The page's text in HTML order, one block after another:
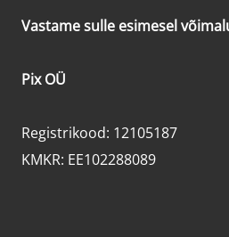
Vastame sulle esimesel
Pix OÜ
Registrikood: 12105187
KMKR: EE102288089